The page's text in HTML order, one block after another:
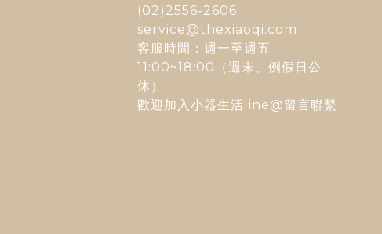
(02)2556-2606
service@thexiaoqi.com
客服時間：週一至週五
11:00~18:00（週末、例假日公
休）
歡迎加入 小器生活line@留言聯繫